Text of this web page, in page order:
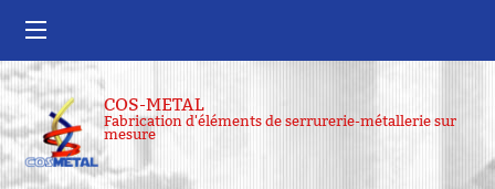
COS-METAL
Fabrication d'éléments de serrurerie-métallerie sur
mesure